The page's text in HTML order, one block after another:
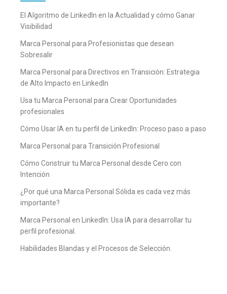
El Algoritmo de LinkedIn en la Actualidad y cómo Ganar
Visibilidad
Marca Personal para Profesionistas que desean
Sobresalir
Marca Personal para Directivos en Transición: Estrategia
de Alto Impacto en LinkedIn
Usa tu Marca Personal para Crear Oportunidades
profesionales
Cómo Usar IA en tu perfil de LinkedIn: Proceso paso a paso
Marca Personal para Transición Profesional
Cómo Construir tu Marca Personal desde Cero con
Intención
¿Por qué una Marca Personal Sólida es cada vez más
importante?
Marca Personal en LinkedIn: Usa IA para desarrollar tu
perfil profesional.
Habilidades Blandas y el Procesos de Selección.